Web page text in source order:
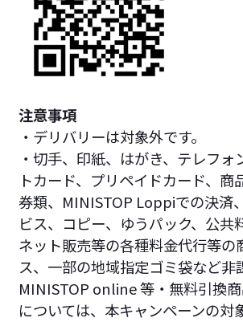
注意事項
・デリバリーは対象外です。
・切手、印紙、はがき、テレフォ
トカード、プリペイドカード、商
券類、MINISTOP Loppiでの決済
ビス、コピー、ゆうパック、公共
ネット販売等の各種料金代行等の
ス、一部の地域指定ゴミ袋など非
MINISTOP online 等・無料引換
については、本キャンペーンの対